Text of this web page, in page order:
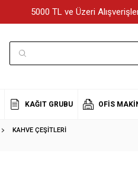
5000 TL ve Üzeri
KAĞIT GRUBU OFIS
KAHVE ÇEŞITLERI